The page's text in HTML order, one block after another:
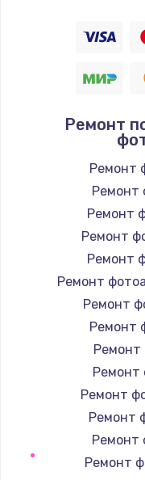
Замена /
Ремонт
Ремонт
Ремонт
Ремонт
Ремонт
Ремонт
Ремонт
Ремонт
Ремонт
Ремонт
Ремонт
Ремонт
Ремонт
Ремонт
Ремонт